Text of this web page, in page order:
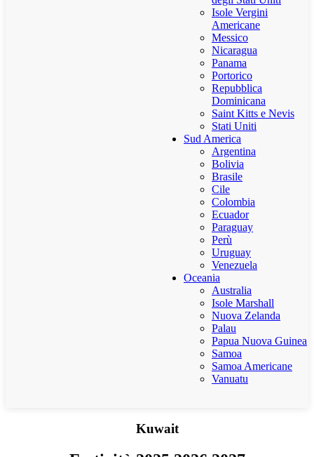
Isole Vergini
Americane
Messico
Nicaragua
Panama
Portorico
Repubblica
Dominicana
Saint Kitts e Nevis
Stati Uniti
Sud America
Argentina
Bolivia
Brasile
Cile
Colombia
Ecuador
Paraguay
Perù
Uruguay
Venezuela
Oceania
Australia
Isole Marshall
Nuova Zelanda
Palau
Papua Nuova Guinea
Samoa
Samoa Americane
Vanuatu
Kuwait